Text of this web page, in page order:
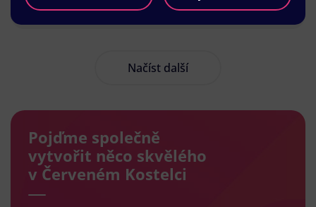
Načíst další
Pojďme společně
vytvořit něco skvělého
v Červeném Kostelci